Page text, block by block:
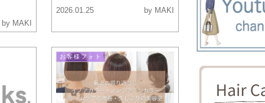
by MAKI
2026.01.25 by MAKI
お客様フォト